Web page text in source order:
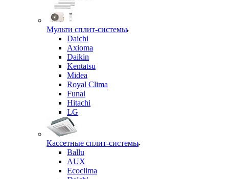
Мульти сплит-системы
Daichi
Axioma
Daikin
Kentatsu
Midea
Royal Clima
Funai
Hitachi
LG
Кассетные сплит-системы
Ballu
AUX
Ecoclima